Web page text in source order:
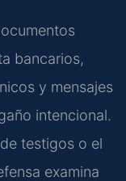
bancarios,
y mensajes
intencional.
testigos o el
examina